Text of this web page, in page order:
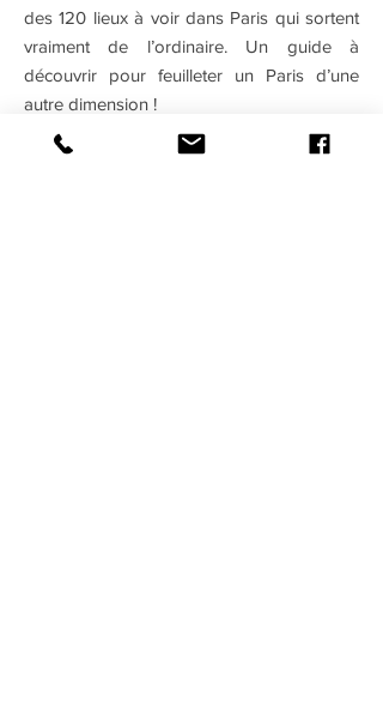
des 120 lieux à voir dans Paris qui sortent
vraiment de l’ordinaire. Un guide à
découvrir pour feuilleter un Paris d’une
autre dimension !
Mexican Blackbird s’installe et le concert
démarre. C’est à la fois très blues et